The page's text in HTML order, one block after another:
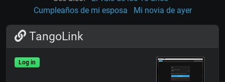
Cumpleaños de mi esposa
Mi novia de ayer
TangoLink
Log in